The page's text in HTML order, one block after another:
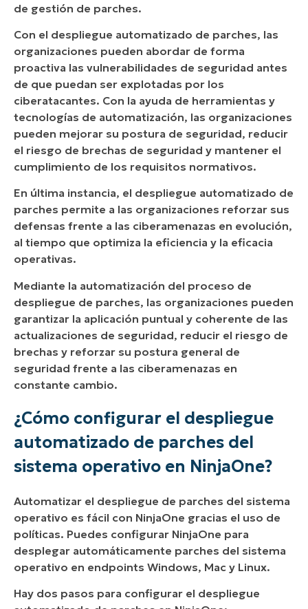
de gestión de parches.
Con el despliegue automatizado de parches, las
organizaciones pueden abordar de forma
proactiva las vulnerabilidades de seguridad antes
de que puedan ser explotadas por los
ciberatacantes. Con la ayuda de herramientas y
tecnologías de automatización, las organizaciones
pueden mejorar su postura de seguridad, reducir
el riesgo de brechas de seguridad y mantener el
cumplimiento de los requisitos normativos.
En última instancia, el despliegue automatizado de
parches permite a las organizaciones reforzar sus
defensas frente a las ciberamenazas en evolución,
al tiempo que optimiza la eficiencia y la eficacia
operativas.
Mediante la automatización del proceso de
despliegue de parches, las organizaciones pueden
garantizar la aplicación puntual y coherente de las
actualizaciones de seguridad, reducir el riesgo de
brechas y reforzar su postura general de
seguridad frente a las ciberamenazas en
constante cambio.
¿Cómo configurar el despliegue
automatizado de parches del
sistema operativo en NinjaOne?
Automatizar el despliegue de parches del sistema
operativo es fácil con NinjaOne gracias el uso de
políticas. Puedes configurar NinjaOne para
desplegar automáticamente parches del sistema
operativo en endpoints Windows, Mac y Linux.
Hay dos pasos para configurar el despliegue